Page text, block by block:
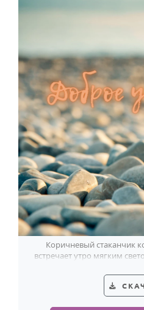
Коричневый стаканчик
встречает утро мягким